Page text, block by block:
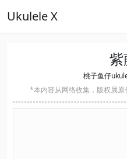
Ukulele X
桃子鱼仔
*本内容从网络收集，版权属原